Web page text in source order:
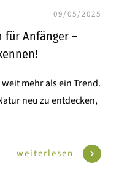
09/05/2025
für Anfänger –
mehr als ein Trend.
neu zu entdecken,
weiterlesen